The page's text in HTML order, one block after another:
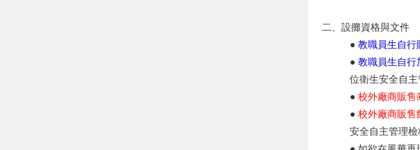
二、設攤資格與文件
● 教職員生自行
● 教職員生自行
位衛生安全自主
● 校外廠商販售
● 校外廠商販售
安全自主管理檢